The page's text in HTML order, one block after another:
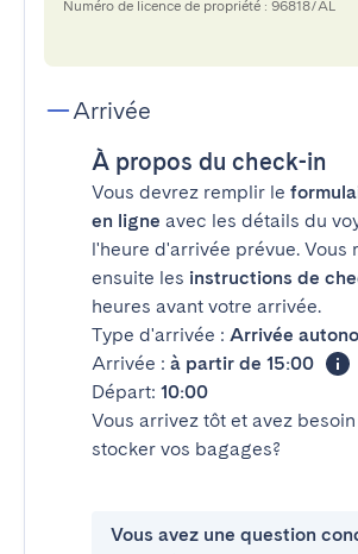
Numéro de licence de propriété : 96818/AL
Arrivée
À propos du check-in
Vous devrez remplir le
en ligne avec les détails du
l'heure d'arrivée prévue. Vous
ensuite les instructions de
heures avant votre arrivée.
Type d'arrivée : Arrivée
Arrivée : à partir de 15:00
Départ: 10:00
Vous arrivez tôt et avez
stocker vos bagages?
Vous avez une question